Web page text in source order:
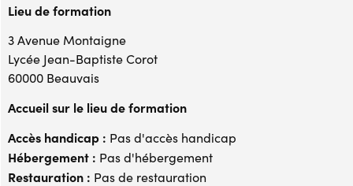
Lieu de formation
3 Avenue Montaigne
Lycée Jean-Baptiste Corot
60000 Beauvais
Accueil sur le lieu de formation
Accès handicap : Pas d'accès handicap
Hébergement : Pas d'hébergement
Restauration : Pas de restauration